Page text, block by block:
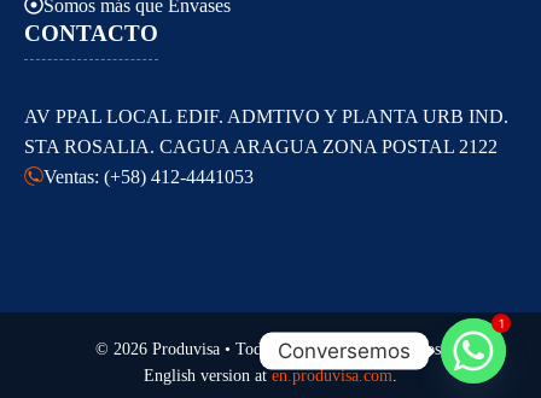
Somos más que Envases
CONTACTO
AV PPAL LOCAL EDIF. ADMTIVO Y PLANTA URB IND.
STA ROSALIA. CAGUA ARAGUA ZONA POSTAL 2122
Ventas: (+58) 412-4441053
© 2026 Produvisa • Todos los derechos reservados.
English version aten.produvisa.com.
1
Conversemos